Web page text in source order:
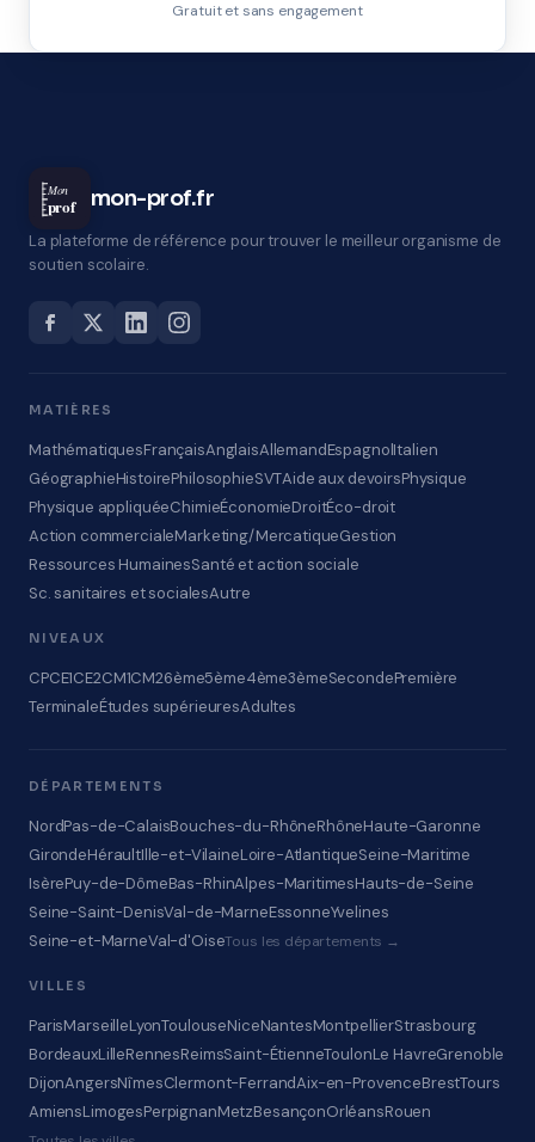
Gratuit et sans engagement
Mon
prof mon-prof.fr
La plateforme de référence pour trouver le meilleur organisme de
soutien scolaire.
MATIÈRES
MathématiquesFrançaisAnglaisAllemandEspagnolItalien
GéographieHistoirePhilosophieSVTAide aux devoirsPhysique
Physique appliquéeChimieÉconomieDroitÉco-droit
Action commercialeMarketing/MercatiqueGestion
Ressources HumainesSanté et action sociale
Sc. sanitaires et socialesAutre
NIVEAUX
CPCE1CE2CM1CM26ème5ème4ème3èmeSecondePremière
TerminaleÉtudes supérieuresAdultes
DÉPARTEMENTS
NordPas-de-CalaisBouches-du-RhôneRhôneHaute-Garonne
GirondeHéraultIlle-et-VilaineLoire-AtlantiqueSeine-Maritime
IsèrePuy-de-DômeBas-RhinAlpes-MaritimesHauts-de-Seine
Seine-Saint-DenisVal-de-MarneEssonneYvelines
Seine-et-MarneVal-d'OiseTous les départements →
VILLES
ParisMarseilleLyonToulouseNiceNantesMontpellierStrasbourg
BordeauxLilleRennesReimsSaint-ÉtienneToulonLe HavreGrenoble
DijonAngersNîmesClermont-FerrandAix-en-ProvenceBrestTours
AmiensLimogesPerpignanMetzBesançonOrléansRouen